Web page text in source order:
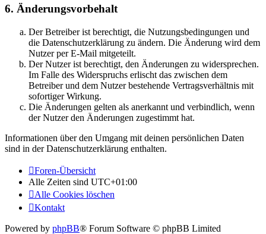
6. Änderungsvorbehalt
Der Betreiber ist berechtigt, die Nutzungsbedingungen und
die Datenschutzerklärung zu ändern. Die Änderung wird dem
Nutzer per E-Mail mitgeteilt.
Der Nutzer ist berechtigt, den Änderungen zu widersprechen.
Im Falle des Widerspruchs erlischt das zwischen dem
Betreiber und dem Nutzer bestehende Vertragsverhältnis mit
sofortiger Wirkung.
Die Änderungen gelten als anerkannt und verbindlich, wenn
der Nutzer den Änderungen zugestimmt hat.
Informationen über den Umgang mit deinen persönlichen Daten
sind in der Datenschutzerklärung enthalten.
Foren-Übersicht
Alle Zeiten sind UTC+01:00
Alle Cookies löschen
Kontakt
Powered by phpBB® Forum Software © phpBB Limited